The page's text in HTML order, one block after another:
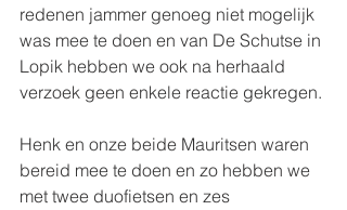
redenen jammer genoeg niet mogelijk
was mee te doen en van De Schutse in
Lopik hebben we ook na herhaald
verzoek geen enkele reactie gekregen.
Henk en onze beide Mauritsen waren
bereid mee te doen en zo hebben we
met twee duofietsen en zes